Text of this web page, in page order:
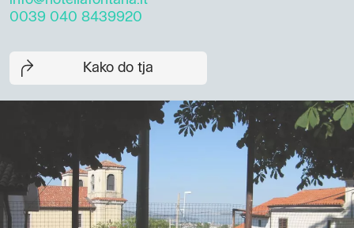
0039 040 8439920
Kako do tja